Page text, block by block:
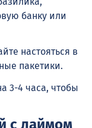
банку или
настояться в
пакетики.
3-4 часа, чтобы
с лаймом